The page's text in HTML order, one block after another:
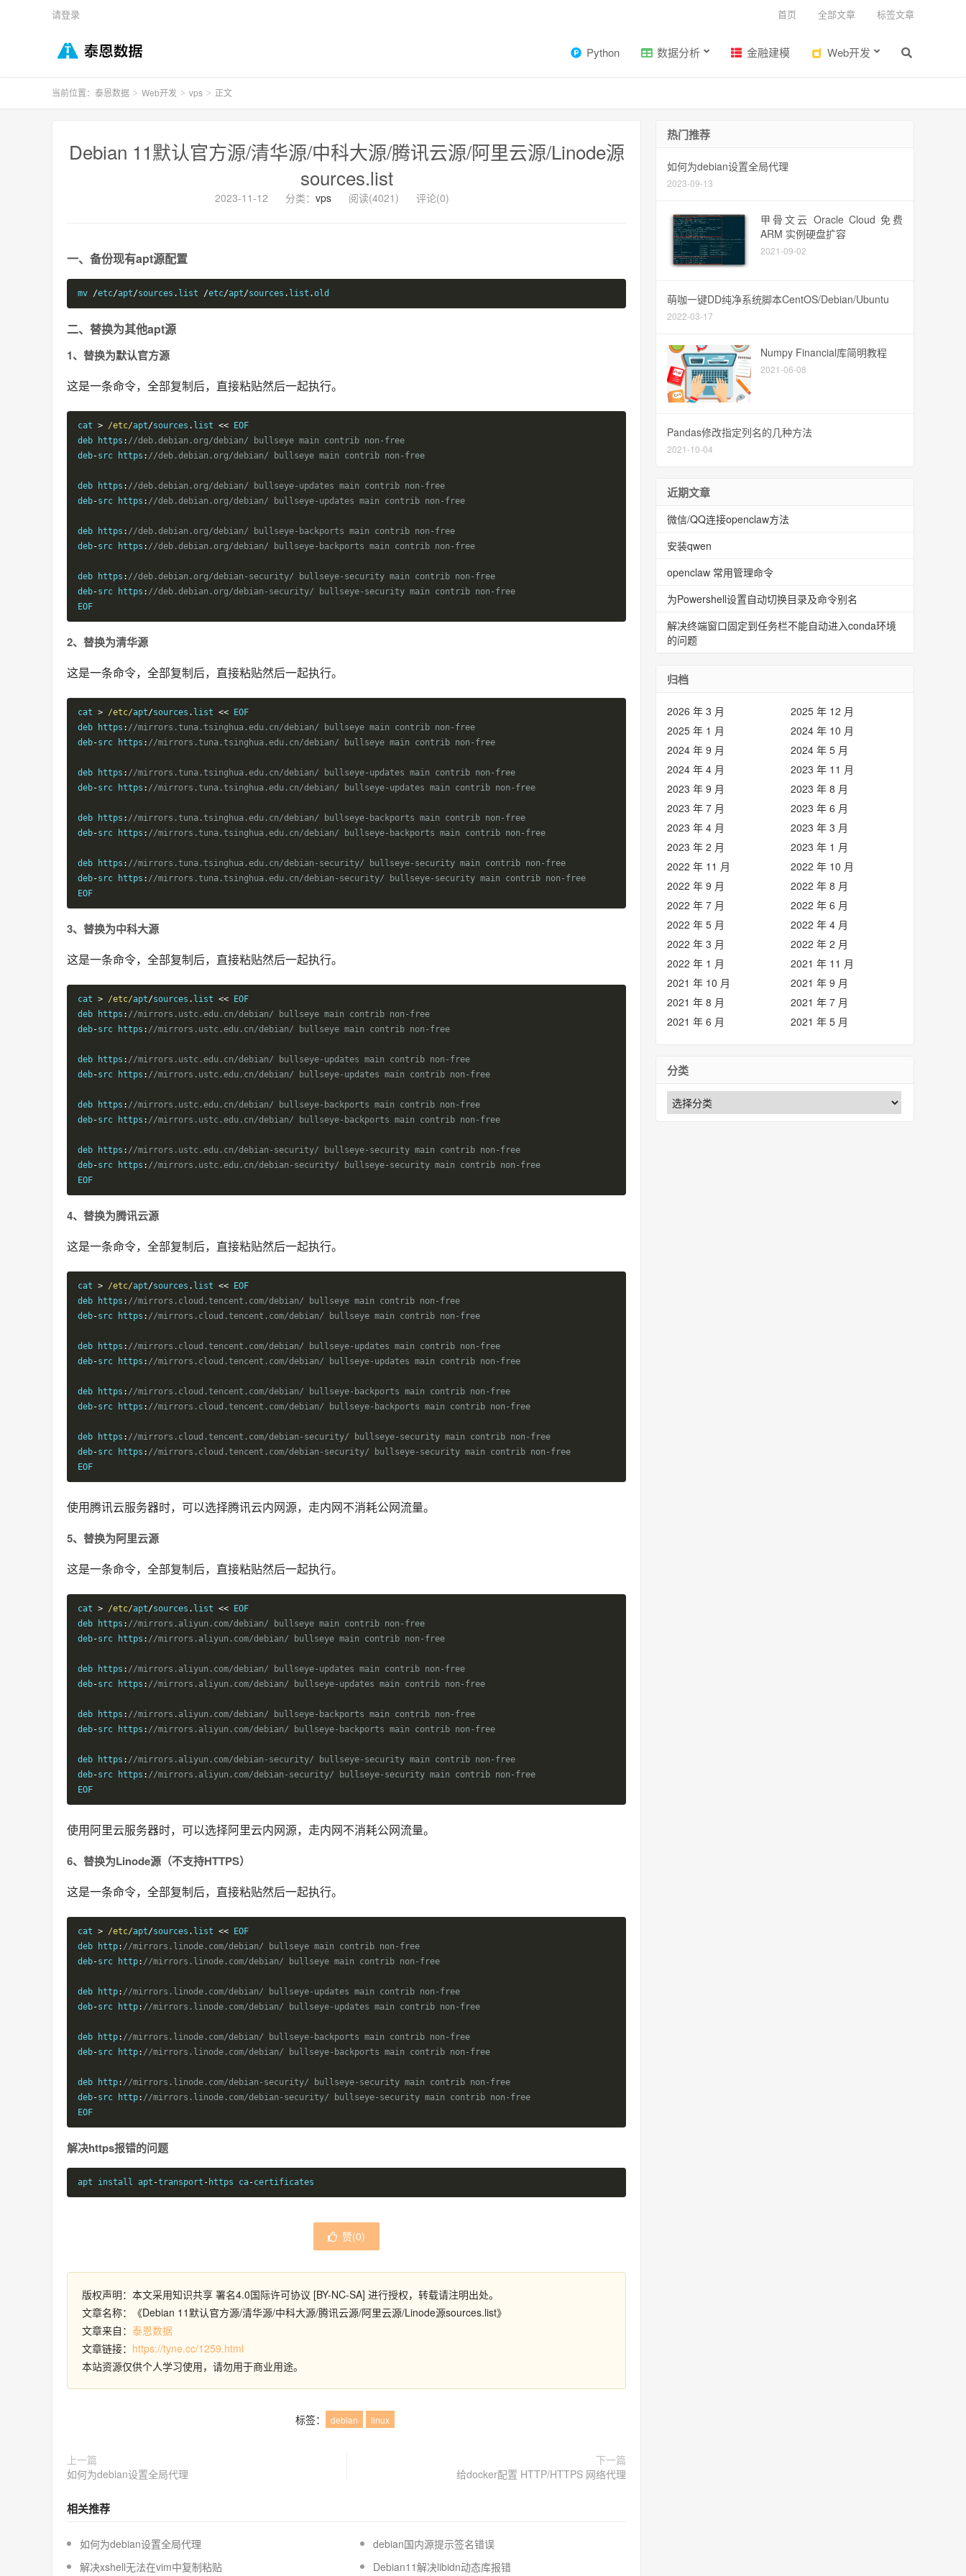
Python 数据分析 金融建模 Web开发
首页 全部文章 标签文章
请登录
当前位置： 泰恩数据 > Web开发 > vps > 正文
Debian 11默认官方源/清华源/中科大源/腾讯云源/阿里云源/Linode源
sources.list
2023-11-12 分类： vps 阅读(4021) 评论(0)
一、备份现有apt源配置
mv /etc/apt/sources . list /etc/apt/sources . list .old
二、替换为其他apt源
1、替换为默认官方源
这是一条命令，全部复制后，直接粘贴然后一起执行。
cat > /etc/apt/sources . list << EOF
deb https : //deb.debian.org/debian/ bullseye main contrib non-free
deb-src https : //deb.debian.org/debian/ bullseye main contrib non-free
deb https : //deb.debian.org/debian/ bullseye-updates main contrib non-free
deb-src https : //deb.debian.org/debian/ bullseye-updates main contrib non-free
deb https : //deb.debian.org/debian/ bullseye-backports main contrib non-free
deb-src https : //deb.debian.org/debian/ bullseye-backports main contrib non-free
deb https : //deb.debian.org/debian-security/ bullseye-security main contrib non-free
deb-src https : //deb.debian.org/debian-security/ bullseye-security main contrib non-free
EOF
2、替换为清华源
这是一条命令，全部复制后，直接粘贴然后一起执行。
cat > /etc/apt/sources . list << EOF
deb https : //mirrors.tuna.tsinghua.edu.cn/debian/ bullseye main contrib non-free
deb-src https : //mirrors.tuna.tsinghua.edu.cn/debian/ bullseye main contrib non-free
deb https : //mirrors.tuna.tsinghua.edu.cn/debian/ bullseye-updates main contrib non-free
deb-src https : //mirrors.tuna.tsinghua.edu.cn/debian/ bullseye-updates main contrib non-free
deb https : //mirrors.tuna.tsinghua.edu.cn/debian/ bullseye-backports main contrib non-free
deb-src https : //mirrors.tuna.tsinghua.edu.cn/debian/ bullseye-backports main contrib non-free
deb https : //mirrors.tuna.tsinghua.edu.cn/debian-security/ bullseye-security main contrib non-free
deb-src https : //mirrors.tuna.tsinghua.edu.cn/debian-security/ bullseye-security main contrib non-free
EOF
3、替换为中科大源
这是一条命令，全部复制后，直接粘贴然后一起执行。
cat > /etc/apt/sources . list << EOF
deb https : //mirrors.ustc.edu.cn/debian/ bullseye main contrib non-free
deb-src https : //mirrors.ustc.edu.cn/debian/ bullseye main contrib non-free
deb https : //mirrors.ustc.edu.cn/debian/ bullseye-updates main contrib non-free
deb-src https : //mirrors.ustc.edu.cn/debian/ bullseye-updates main contrib non-free
deb https : //mirrors.ustc.edu.cn/debian/ bullseye-backports main contrib non-free
deb-src https : //mirrors.ustc.edu.cn/debian/ bullseye-backports main contrib non-free
deb https : //mirrors.ustc.edu.cn/debian-security/ bullseye-security main contrib non-free
deb-src https : //mirrors.ustc.edu.cn/debian-security/ bullseye-security main contrib non-free
EOF
4、替换为腾讯云源
这是一条命令，全部复制后，直接粘贴然后一起执行。
cat > /etc/apt/sources . list << EOF
deb https : //mirrors.cloud.tencent.com/debian/ bullseye main contrib non-free
deb-src https : //mirrors.cloud.tencent.com/debian/ bullseye main contrib non-free
deb https : //mirrors.cloud.tencent.com/debian/ bullseye-updates main contrib non-free
deb-src https : //mirrors.cloud.tencent.com/debian/ bullseye-updates main contrib non-free
deb https : //mirrors.cloud.tencent.com/debian/ bullseye-backports main contrib non-free
deb-src https : //mirrors.cloud.tencent.com/debian/ bullseye-backports main contrib non-free
deb https : //mirrors.cloud.tencent.com/debian-security/ bullseye-security main contrib non-free
deb-src https : //mirrors.cloud.tencent.com/debian-security/ bullseye-security main contrib non-free
EOF
使用腾讯云服务器时，可以选择腾讯云内网源，走内网不消耗公网流量。
5、替换为阿里云源
这是一条命令，全部复制后，直接粘贴然后一起执行。
cat > /etc/apt/sources . list << EOF
deb https : //mirrors.aliyun.com/debian/ bullseye main contrib non-free
deb-src https : //mirrors.aliyun.com/debian/ bullseye main contrib non-free
deb https : //mirrors.aliyun.com/debian/ bullseye-updates main contrib non-free
deb-src https : //mirrors.aliyun.com/debian/ bullseye-updates main contrib non-free
deb https : //mirrors.aliyun.com/debian/ bullseye-backports main contrib non-free
deb-src https : //mirrors.aliyun.com/debian/ bullseye-backports main contrib non-free
deb https : //mirrors.aliyun.com/debian-security/ bullseye-security main contrib non-free
deb-src https : //mirrors.aliyun.com/debian-security/ bullseye-security main contrib non-free
EOF
使用阿里云服务器时，可以选择阿里云内网源，走内网不消耗公网流量。
6、替换为Linode源（不支持HTTPS）
这是一条命令，全部复制后，直接粘贴然后一起执行。
cat > /etc/apt/sources . list << EOF
deb http: //mirrors.linode.com/debian/ bullseye main contrib non-free
deb-src http: //mirrors.linode.com/debian/ bullseye main contrib non-free
deb http: //mirrors.linode.com/debian/ bullseye-updates main contrib non-free
deb-src http: //mirrors.linode.com/debian/ bullseye-updates main contrib non-free
deb http: //mirrors.linode.com/debian/ bullseye-backports main contrib non-free
deb-src http: //mirrors.linode.com/debian/ bullseye-backports main contrib non-free
deb http: //mirrors.linode.com/debian-security/ bullseye-security main contrib non-free
deb-src http: //mirrors.linode.com/debian-security/ bullseye-security main contrib non-free
EOF
解决https报错的问题
apt install apt -transport - https ca-certificates
赞(0)
版权声明：本文采用知识共享 署名4.0国际许可协议 [BY-NC-SA] 进行授权，转载请注明出处。
文章名称：《Debian 11默认官方源/清华源/中科大源/腾讯云源/阿里云源/Linode源sources.list》
文章来自： 泰恩数据
文章链接： https://tyne.cc/1259.html
本站资源仅供个人学习使用，请勿用于商业用途。
标签： debian linux
上一篇
如何为debian设置全局代理
下一篇
给docker配置 HTTP/HTTPS 网络代理
相关推荐
如何为debian设置全局代理
debian国内源提示签名错误
解决xshell无法在vim中复制粘贴
Debian11解决libidn动态库报错
热门推荐
如何为debian设置全局代理
2023-09-13
甲骨文云 Oracle Cloud 免费
ARM 实例硬盘扩容
2021-09-02
萌咖一键DD纯净系统脚本CentOS/Debian/Ubuntu
2022-03-17
Numpy Financial库简明教程
2021-06-08
Pandas修改指定列名的几种方法
2021-10-04
近期文章
微信/QQ连接openclaw方法
安装qwen
openclaw 常用管理命令
为Powershell设置自动切换目录及命令别名
解决终端窗口固定到任务栏不能自动进入conda环境
的问题
归档
2026 年 3 月
2025 年 12 月
2025 年 1 月
2024 年 10 月
2024 年 9 月
2024 年 5 月
2024 年 4 月
2023 年 11 月
2023 年 9 月
2023 年 8 月
2023 年 7 月
2023 年 6 月
2023 年 4 月
2023 年 3 月
2023 年 2 月
2023 年 1 月
2022 年 11 月
2022 年 10 月
2022 年 9 月
2022 年 8 月
2022 年 7 月
2022 年 6 月
2022 年 5 月
2022 年 4 月
2022 年 3 月
2022 年 2 月
2022 年 1 月
2021 年 11 月
2021 年 10 月
2021 年 9 月
2021 年 8 月
2021 年 7 月
2021 年 6 月
2021 年 5 月
分类